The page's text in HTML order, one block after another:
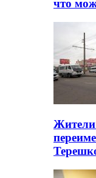
что
Жители